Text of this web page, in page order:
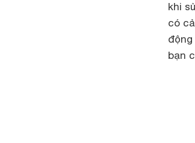
khi
có
bạn